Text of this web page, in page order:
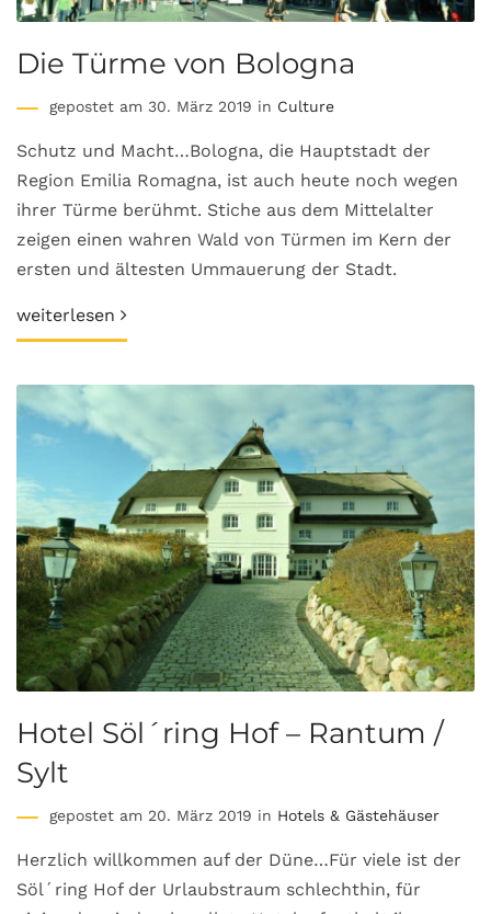
Die Türme von Bologna
gepostet am 30. März 2019 in Culture
Schutz und Macht…Bologna, die Hauptstadt der
Region Emilia Romagna, ist auch heute noch wegen
ihrer Türme berühmt. Stiche aus dem Mittelalter
zeigen einen wahren Wald von Türmen im Kern der
ersten und ältesten Ummauerung der Stadt.
weiterlesen
Hotel Söl´ring Hof – Rantum /
Sylt
gepostet am 20. März 2019 in Hotels & Gästehäuser
Herzlich willkommen auf der Düne…Für viele ist der
Söl´ring Hof der Urlaubstraum schlechthin, für